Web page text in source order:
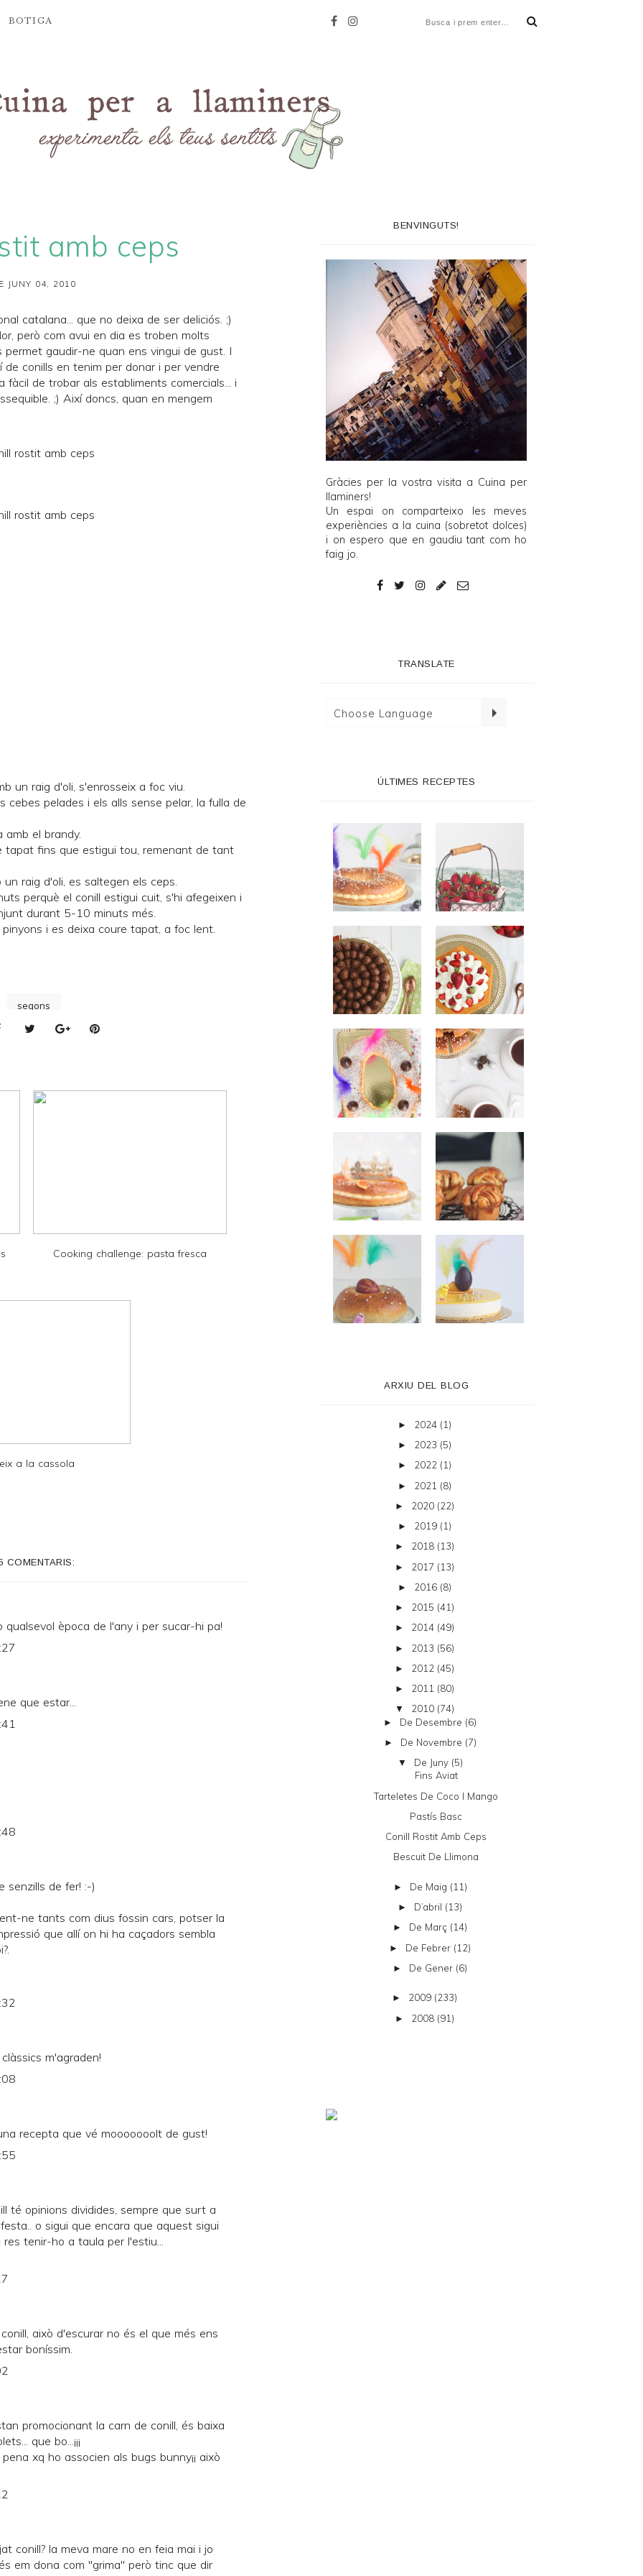
BOTIGA
amb ceps
JUNY 04, 2010
catalana... que no deixa de ser deliciós. ;)
però com avui en dia es troben molts
gaudir-ne quan ens vingui de gust. I
conills en tenim per donar i per vendre
fàcil de trobar als establiments comercials... i
;) Així doncs, quan en mengem
un raig d'oli, s'enrosseix a foc viu.
cebes pelades i els alls sense pelar, la fulla de
el brandy.
tapat fins que estigui tou, remenant de tant
raig d'oli, es saltegen els ceps.
perquè el conill estigui cuit, s'hi afegeixen i
durant 5-10 minuts més.
i es deixa coure tapat, a foc lent.
segons
Cooking challenge: pasta fresca
a la cassola
COMENTARIS:
època de l'any i per sucar-hi pa!
que estar...
senzills de fer! :-)
ne tants com dius fossin cars, potser la
que allí on hi ha caçadors sembla
m'agraden!
recepta que vé mooooooolt de gust!
té opinions dividides, sempre que surt a
o sigui que encara que aquest sigui
tenir-ho a taula per l'estiu...
això d'escurar no és el que més ens
boníssim.
promocionant la carn de conill, és baixa
que bo...¡¡¡
xq ho associen als bugs bunny¡¡ això
conill? la meva mare no en feia mai i jo
em dona com "grima" però tinc que dir
BENVINGUTS!
Gràcies per la vostra visita a Cuina per
llaminers!
Un espai on comparteixo les meves
experiències a la cuina (sobretot dolces)
i on espero que en gaudiu tant com ho
faig jo.
TRANSLATE
ÚLTIMES RECEPTES
ARXIU DEL BLOG
► 2024 (1)
► 2023 (5)
► 2022 (1)
► 2021 (8)
► 2020 (22)
► 2019 (1)
► 2018 (13)
► 2017 (13)
► 2016 (8)
► 2015 (41)
► 2014 (49)
► 2013 (56)
► 2012 (45)
► 2011 (80)
▼ 2010 (74)
► De Desembre (6)
► De Novembre (7)
▼ De Juny (5)
Fins Aviat
Tarteletes De Coco I Mango
Pastís Basc
Conill Rostit Amb Ceps
Bescuit De Llimona
► De Maig (11)
► D’abril (13)
► De Març (14)
► De Febrer (12)
► De Gener (6)
► 2009 (233)
► 2008 (91)